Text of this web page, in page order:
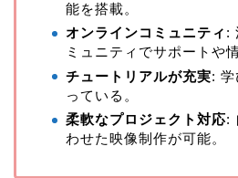
能を搭載。
オンラインコミュニティ :
ミュニティでサポートや
チュートリアルが充実: 学
っている。
柔軟なプロジェクト対応:
わせた映像制作が可能。